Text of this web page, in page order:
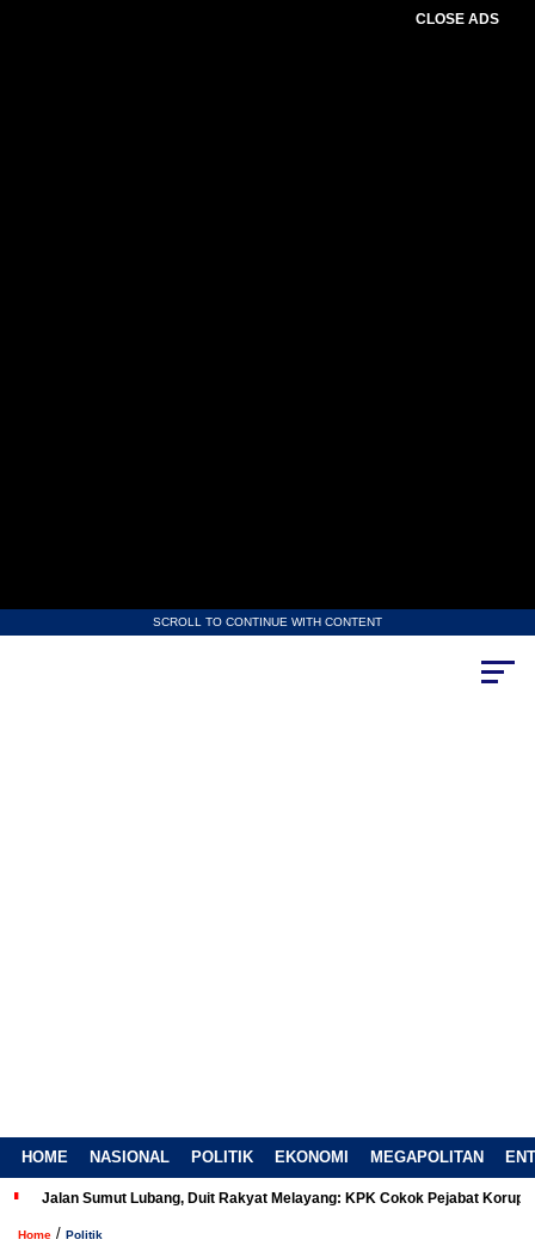
CLOSE ADS
SCROLL TO CONTINUE WITH CONTENT
HOME NASIONAL POLITIK EKONOMI MEGAPOLITAN
Jalan Sumut Lubang, Duit Rakyat Melayang: KPK Cokok Pejabat Korup
Home / Politik